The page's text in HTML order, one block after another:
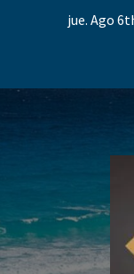
jue. Ago